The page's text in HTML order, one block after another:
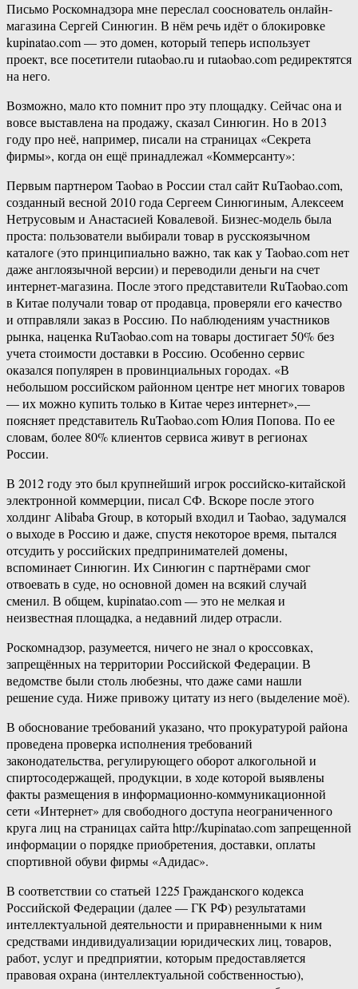
Письмо Роскомнадзора мне переслал сооснователь онлайн-
магазина Сергей Синюгин. В нём речь идёт о блокировке
kupinatao.com — это домен, который теперь использует
проект, все посетители rutaobao.ru и rutaobao.com редиректятся
на него.
Возможно, мало кто помнит про эту площадку. Сейчас она и
вовсе выставлена на продажу, сказал Синюгин. Но в 2013
году про неё, например, писали на страницах «Секрета
фирмы», когда он ещё принадлежал «Коммерсанту»:
Первым партнером Taobao в России стал сайт RuTaobao.com,
созданный весной 2010 года Сергеем Синюгиным, Алексеем
Нетрусовым и Анастасией Ковалевой. Бизнес-модель была
проста: пользователи выбирали товар в русскоязычном
каталоге (это принципиально важно, так как у Taobao.com нет
даже англоязычной версии) и переводили деньги на счет
интернет-магазина. После этого представители RuTaobao.com
в Китае получали товар от продавца, проверяли его качество
и отправляли заказ в Россию. По наблюдениям участников
рынка, наценка RuTaobao.com на товары достигает 50% без
учета стоимости доставки в Россию. Особенно сервис
оказался популярен в провинциальных городах. «В
небольшом российском районном центре нет многих товаров
— их можно купить только в Китае через интернет»,—
поясняет представитель RuTaobao.com Юлия Попова. По ее
словам, более 80% клиентов сервиса живут в регионах
России.
В 2012 году это был крупнейший игрок российско-китайской
электронной коммерции, писал СФ. Вскоре после этого
холдинг Alibaba Group, в который входил и Taobao, задумался
о выходе в Россию и даже, спустя некоторое время, пытался
отсудить у российских предпринимателей домены,
вспоминает Синюгин. Их Синюгин с партнёрами смог
отвоевать в суде, но основной домен на всякий случай
сменил. В общем, kupinatao.com — это не мелкая и
неизвестная площадка, а недавний лидер отрасли.
Роскомнадзор, разумеется, ничего не знал о кроссовках,
запрещённых на территории Российской Федерации. В
ведомстве были столь любезны, что даже сами нашли
решение суда. Ниже привожу цитату из него (выделение моё).
В обоснование требований указано, что прокуратурой района
проведена проверка исполнения требований
законодательства, регулирующего оборот алкогольной и
спиртосодержащей, продукции, в ходе которой выявлены
факты размещения в информационно-коммуникационной
сети «Интернет» для свободного доступа неограниченного
круга лиц на страницах сайта http://kupinatao.com запрещенной
информации о порядке приобретения, доставки, оплаты
спортивной обуви фирмы «Адидас».
В соответствии со статьей 1225 Гражданского кодекса
Российской Федерации (далее — ГК РФ) результатами
интеллектуальной деятельности и приравненными к ним
средствами индивидуализации юридических лиц, товаров,
работ, услуг и предприятии, которым предоставляется
правовая охрана (интеллектуальной собственностью),